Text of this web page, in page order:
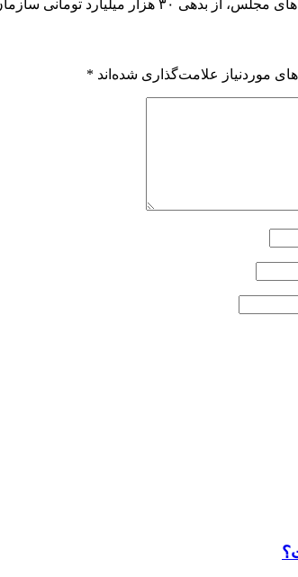
به مراکز درمانی وزارت بهداشت خبر داد.
موردنیاز علامت‌گذاری شده‌اند *